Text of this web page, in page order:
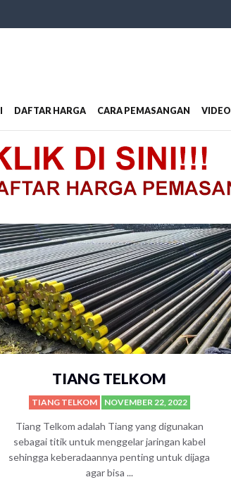
DAFTAR HARGA CARA PEMASANGAN VIDEO
TIANG TELKOM
TIANG TELKOM NOVEMBER 22, 2022
Tiang Telkom adalah Tiang yang digunakan
sebagai titik untuk menggelar jaringan kabel
sehingga keberadaannya penting untuk dijaga
agar bisa ...